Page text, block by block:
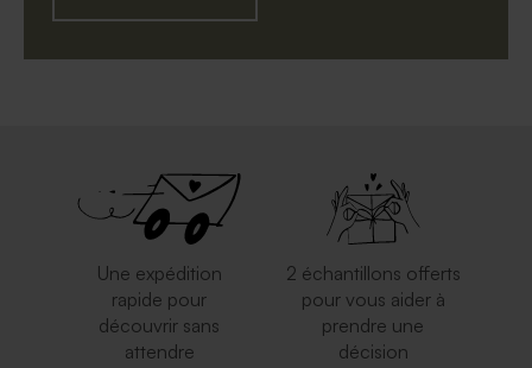
Une expédition
rapide pour
découvrir sans
attendre
2 échantillons offerts
pour vous aider à
prendre une
décision